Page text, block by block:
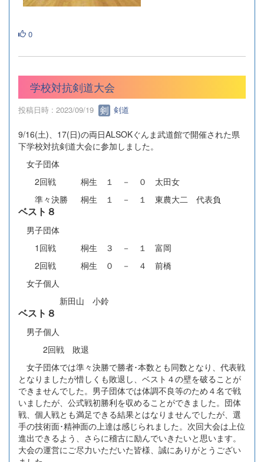
0
学校対抗剣道大会
投稿日時 : 2023/09/19 剣道
9/16(土)、17(日)の両日ALSOKぐんま武道館で開催された県
下学校対抗剣道大会に参加しました。
女子団体
2回戦 桐生 １ － ０ 太田女
準々決勝 桐生 １ － １ 東農大二 代表負
ベスト８
男子団体
1回戦 桐生 ３ － １ 富岡
2回戦 桐生 ０ － ４ 前橋
女子個人
新田山 小鈴
ベスト８
男子個人
2回戦 敗退
女子団体では準々決勝で勝者･本数とも同数となり、代表戦
となりましたが惜しくも敗退し、ベスト４の壁を破ることが
できませんでした。男子団体では体調不良等のため４名で戦
いましたが、公式戦初勝利を収めることができました。団体
戦、個人戦とも満足できる結果とはなりませんでしたが、選
手の技術面･精神面の上達は感じられました。次回大会は上位
進出できるよう、さらに稽古に励んでいきたいと思います。
大会の運営にご尽力いただいた皆様、誠にありがとうござい